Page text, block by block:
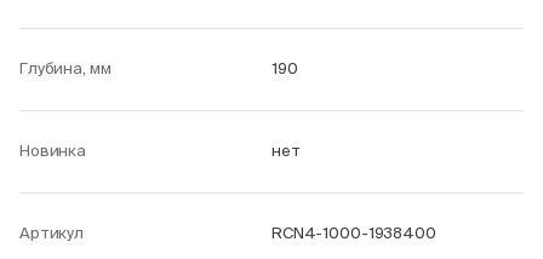
Глубина, мм 190
Новинка нет
Артикул RCN4-1000-1938400